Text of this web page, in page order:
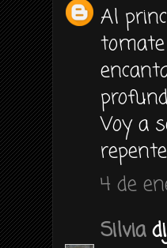
Al
tomate
Voy a
4 de
Silvia